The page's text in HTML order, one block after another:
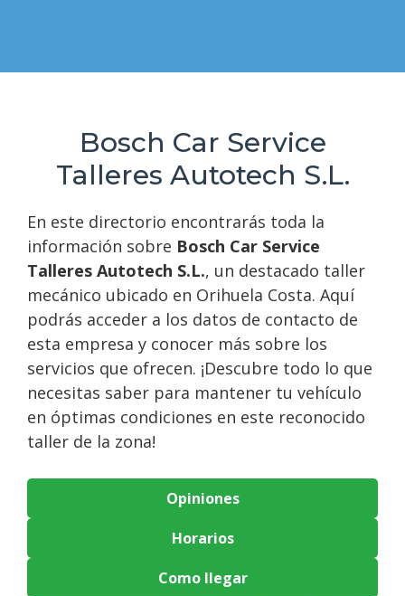
Bosch Car Service
Talleres Autotech S.L.
En este directorio encontrarás toda la
información sobre Bosch Car Service
Talleres Autotech S.L., un destacado taller
mecánico ubicado en Orihuela Costa. Aquí
podrás acceder a los datos de contacto de
esta empresa y conocer más sobre los
servicios que ofrecen. ¡Descubre todo lo que
necesitas saber para mantener tu vehículo
en óptimas condiciones en este reconocido
taller de la zona!
Opiniones
Horarios
Como llegar